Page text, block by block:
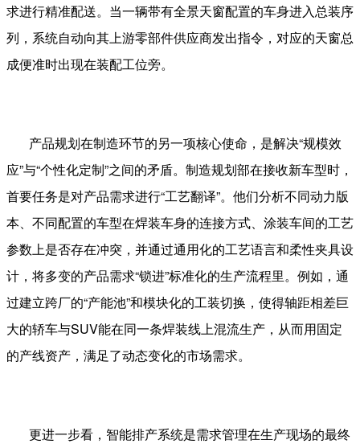
求进行精准配送。当一辆带有全景天窗配置的车身进入总装序
列，系统自动向其上游零部件供应商发出指令，对应的天窗总
成便准时出现在装配工位旁。
产品规划在制造环节的另一项核心使命，是解决“规模效
应”与“个性化定制”之间的矛盾。制造规划部在接收新车型时，
首要任务是对产品需求进行“工艺翻译”。他们分析不同动力版
本、不同配置的车型在焊装车身的连接方式、涂装车间的工艺
参数上是否存在冲突，并通过通用化的工艺语言和柔性夹具设
计，将多变的产品需求“锁进”标准化的生产流程里。例如，通
过建立跨厂的“产能池”和模块化的工装切换，使得轴距相差巨
大的轿车与SUV能在同一条焊装线上混流生产，从而用固定
的产线资产，满足了动态变化的市场需求。
更进一步看，智能排产系统是需求管理在生产现场的最终